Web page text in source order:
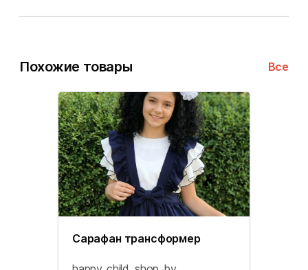
Похожие товары Все
Сарафан трансформер